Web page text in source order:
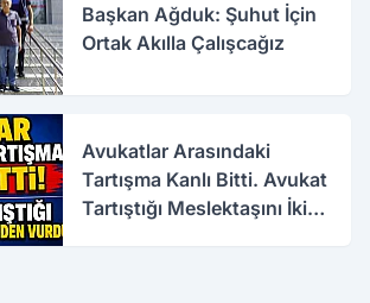
Başkan Ağduk: Şuhut İçin
Ortak Akılla Çalışcağız
Avukatlar Arasındaki
Tartışma Kanlı Bitti. Avukat
Tartıştığı Meslektaşını İki